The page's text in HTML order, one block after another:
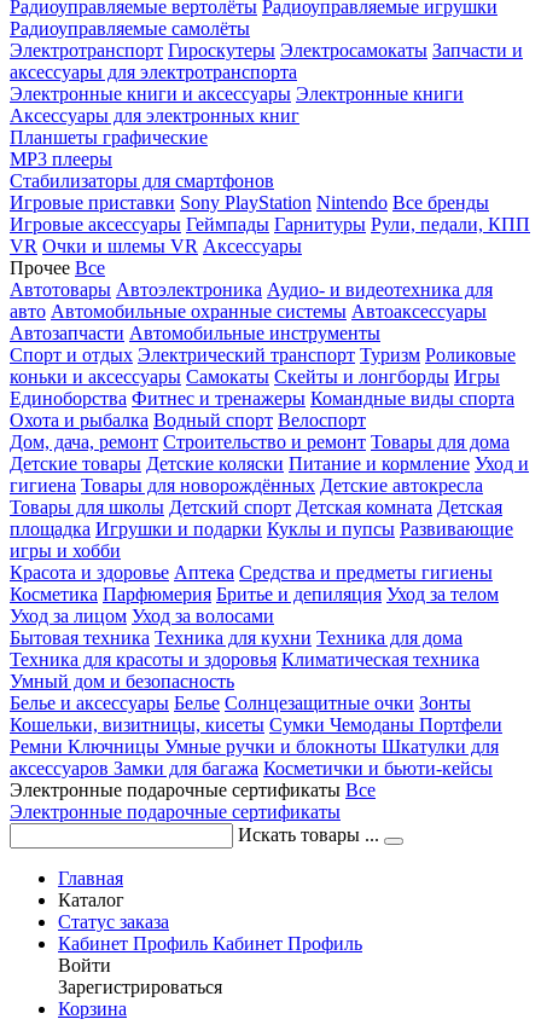
Радиоуправляемые вертолёты Радиоуправляемые игрушки
Радиоуправляемые самолёты
Электротранспорт Гироскутеры Электросамокаты Запчасти и
аксессуары для электротранспорта
Электронные книги и аксессуары Электронные книги
Аксессуары для электронных книг
Планшеты графические
MP3 плееры
Стабилизаторы для смартфонов
Игровые приставки Sony PlayStation Nintendo Все бренды
Игровые аксессуары Геймпады Гарнитуры Рули, педали, КПП
VR Очки и шлемы VR Аксессуары
Прочее Все
Автотовары Автоэлектроника Аудио- и видеотехника для
авто Автомобильные охранные системы Автоаксессуары
Автозапчасти Автомобильные инструменты
Спорт и отдых Электрический транспорт Туризм Роликовые
коньки и аксессуары Самокаты Скейты и лонгборды Игры
Единоборства Фитнес и тренажеры Командные виды спорта
Охота и рыбалка Водный спорт Велоспорт
Дом, дача, ремонт Строительство и ремонт Товары для дома
Детские товары Детские коляски Питание и кормление Уход и
гигиена Товары для новорождённых Детские автокресла
Товары для школы Детский спорт Детская комната Детская
площадка Игрушки и подарки Куклы и пупсы Развивающие
игры и хобби
Красота и здоровье Аптека Средства и предметы гигиены
Косметика Парфюмерия Бритье и депиляция Уход за телом
Уход за лицом Уход за волосами
Бытовая техника Техника для кухни Техника для дома
Техника для красоты и здоровья Климатическая техника
Умный дом и безопасность
Белье и аксессуары Белье Солнцезащитные очки Зонты
Кошельки, визитницы, кисеты Сумки Чемоданы Портфели
Ремни Ключницы Умные ручки и блокноты Шкатулки для
аксессуаров Замки для багажа Косметички и бьюти-кейсы
Электронные подарочные сертификаты Все
Электронные подарочные сертификаты
Искать товары ...
Главная
Каталог
Статус заказа
Кабинет Профиль Кабинет Профиль
Войти
Зарегистрироваться
Корзина